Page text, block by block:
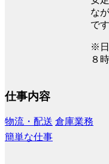
な
です
※日
８
仕事内容
物流・配送 倉庫業務
簡単な仕事